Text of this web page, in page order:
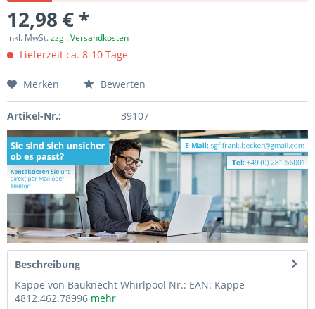
12,98 € *
inkl. MwSt.zzgl. Versandkosten
Lieferzeit ca. 8-10 Tage
Merken Bewerten
Artikel-Nr.: 39107
Beschreibung
Kappe von Bauknecht Whirlpool Nr.: EAN: Kappe
4812.462.78996 mehr